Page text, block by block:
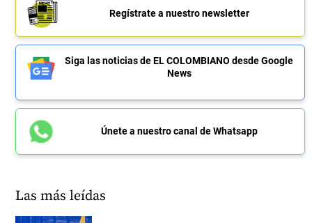
Regístrate a nuestro newsletter
Siga las noticias de EL COLOMBIANO desde Google
News
Únete a nuestro canal de Whatsapp
Las más leídas